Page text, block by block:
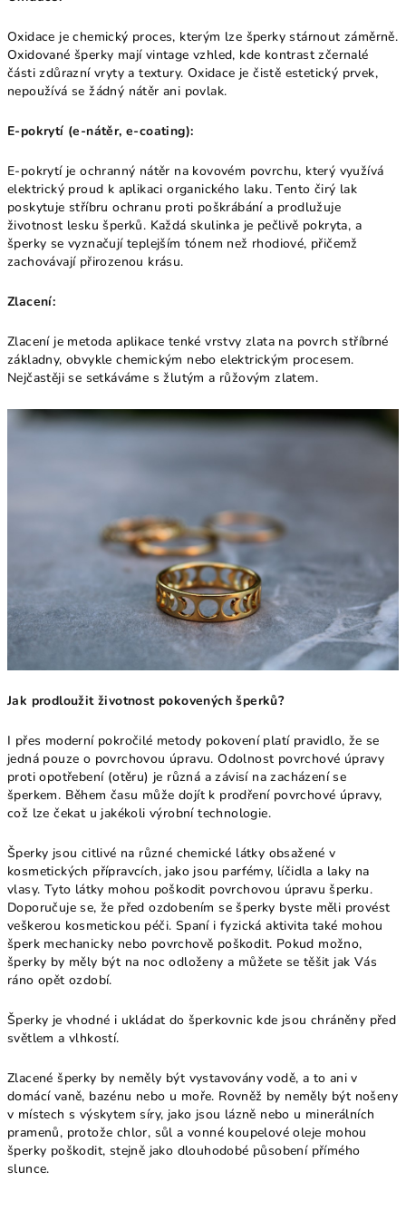
Oxidace je chemický proces, kterým lze šperky stárnout záměrně.
Oxidované šperky mají vintage vzhled, kde kontrast zčernalé
části zdůrazní vryty a textury. Oxidace je čistě estetický prvek,
nepoužívá se žádný nátěr ani povlak.
E-pokrytí (e-nátěr, e-coating):
E-pokrytí je ochranný nátěr na kovovém povrchu, který využívá
elektrický proud k aplikaci organického laku. Tento čirý lak
poskytuje stříbru ochranu proti poškrábání a prodlužuje
životnost lesku šperků. Každá skulinka je pečlivě pokryta, a
šperky se vyznačují teplejším tónem než rhodiové, přičemž
zachovávají přirozenou krásu.
Zlacení:
Zlacení je metoda aplikace tenké vrstvy zlata na povrch stříbrné
základny, obvykle chemickým nebo elektrickým procesem.
Nejčastěji se setkáváme s žlutým a růžovým zlatem.
Jak prodloužit životnost pokovených šperků?
I přes moderní pokročilé metody pokovení platí pravidlo, že se
jedná pouze o povrchovou úpravu. Odolnost povrchové úpravy
proti opotřebení (otěru) je různá a závisí na zacházení se
šperkem. Během času může dojít k prodření povrchové úpravy,
což lze čekat u jakékoli výrobní technologie.
Šperky jsou citlivé na různé chemické látky obsažené v
kosmetických přípravcích, jako jsou parfémy, líčidla a laky na
vlasy. Tyto látky mohou poškodit povrchovou úpravu šperku.
Doporučuje se, že před ozdobením se šperky byste měli provést
veškerou kosmetickou péči. Spaní i fyzická aktivita také mohou
šperk mechanicky nebo povrchově poškodit. Pokud možno,
šperky by měly být na noc odloženy a můžete se těšit jak Vás
ráno opět ozdobí.
Šperky je vhodné i ukládat do šperkovnic kde jsou chráněny před
světlem a vlhkostí.
Zlacené šperky by neměly být vystavovány vodě, a to ani v
domácí vaně, bazénu nebo u moře. Rovněž by neměly být nošeny
v místech s výskytem síry, jako jsou lázně nebo u minerálních
pramenů, protože chlor, sůl a vonné koupelové oleje mohou
šperky poškodit, stejně jako dlouhodobé působení přímého
slunce.